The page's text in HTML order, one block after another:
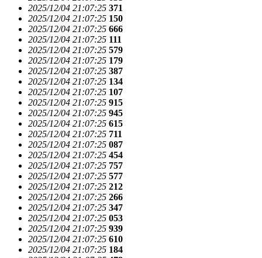
2025/12/04 21:07:25 371
2025/12/04 21:07:25 150
2025/12/04 21:07:25 666
2025/12/04 21:07:25 111
2025/12/04 21:07:25 579
2025/12/04 21:07:25 179
2025/12/04 21:07:25 387
2025/12/04 21:07:25 134
2025/12/04 21:07:25 107
2025/12/04 21:07:25 915
2025/12/04 21:07:25 945
2025/12/04 21:07:25 615
2025/12/04 21:07:25 711
2025/12/04 21:07:25 087
2025/12/04 21:07:25 454
2025/12/04 21:07:25 757
2025/12/04 21:07:25 577
2025/12/04 21:07:25 212
2025/12/04 21:07:25 266
2025/12/04 21:07:25 347
2025/12/04 21:07:25 053
2025/12/04 21:07:25 939
2025/12/04 21:07:25 610
2025/12/04 21:07:25 184